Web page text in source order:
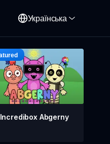
Українська
Incredibox Abgerny